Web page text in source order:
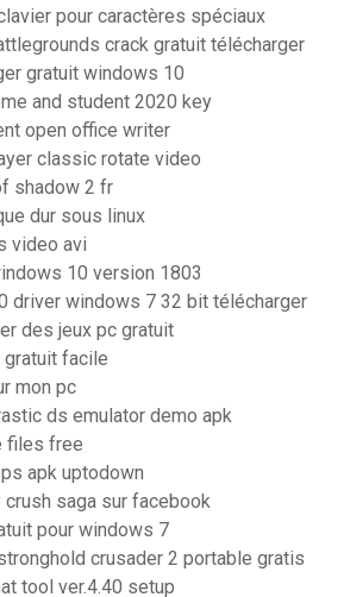
pour caractères spéciaux
crack gratuit télécharger
gratuit windows 10
and student 2020 key
open office writer
classic rotate video
shadow 2 fr
dur sous linux
video avi
10 version 1803
driver windows 7 32 bit télécharger
des jeux pc gratuit
facile
mon pc
ds emulator demo apk
files free
apk uptodown
crush saga sur facebook
pour windows 7
crusader 2 portable gratis
tool ver.4.40 setup